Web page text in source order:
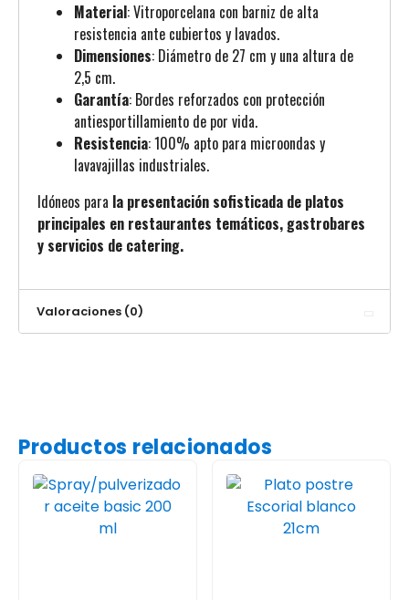
Material: Vitroporcelana con barniz de alta
resistencia ante cubiertos y lavados.
Dimensiones: Diámetro de 27 cm y una altura de
2,5 cm.
Garantía: Bordes reforzados con protección
antiesportillamiento de por vida.
Resistencia: 100% apto para microondas y
lavavajillas industriales.
Idóneos para la presentación sofisticada de platos
principales en restaurantes temáticos, gastrobares
y servicios de catering.
Valoraciones (0)
Productos relacionados